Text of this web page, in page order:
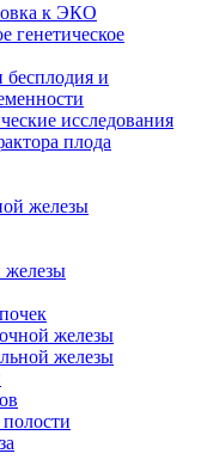
к ЭКО
генетическое
бесплодия и
исследования
плода
железы
железы
железы